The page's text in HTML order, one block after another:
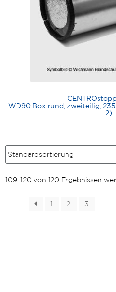
WD90 Box rund, zweiteilig,
2)
109–120 von 120 Ergebnissen
1 2 3 …